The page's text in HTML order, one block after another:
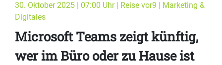
30. Oktober 2025 | 07:00 Uhr | Reise vor9 | Marketing &
Digitales
Microsoft Teams zeigt künftig,
wer im Büro oder zu Hause ist